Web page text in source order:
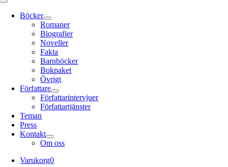
Toggle
Navigation
Böcker
Romaner
Biografier
Noveller
Fakta
Barnböcker
Bokpaket
Övrigt
Författare
Författarintervjuer
Författartjänster
Teman
Press
Kontakt
Om oss
Varukorg0